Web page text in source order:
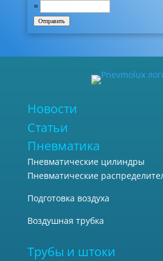
=
Отправить
Новости
Статьи
Пневматика
Пневматические цилиндры
Пневматические
Подготовка воздуха
Воздушная трубка
Трубы и штоки